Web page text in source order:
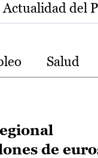
Actualidad del
Salud
de